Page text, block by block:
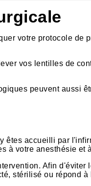
votre protocole de
vos lentilles de
peuvent aussi
êtes accueilli par
à votre anesthésie et
Afin d'éviter
stérilisé ou répond